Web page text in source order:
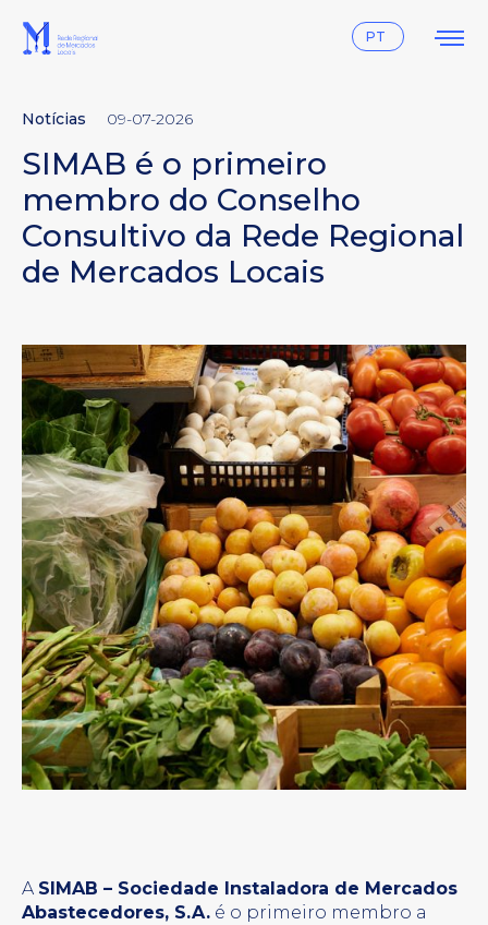
PT
Notícias 09-07-2026
SIMAB é o primeiro
membro do Conselho
Consultivo da Rede Regional
de Mercados Locais
A SIMAB – Sociedade Instaladora de Mercados
Abastecedores, S.A. é o primeiro membro a